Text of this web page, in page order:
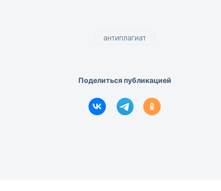
антиплагиат
Поделиться публикацией